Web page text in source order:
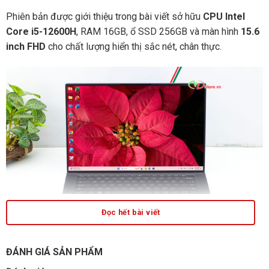
Phiên bản được giới thiệu trong bài viết sở hữu CPU Intel
Core i5-12600H, RAM 16GB, ổ SSD 256GB và màn hình 15.6
inch FHD cho chất lượng hiển thị sắc nét, chân thực.
Đọc hết bài viết
ĐÁNH GIÁ SẢN PHẨM